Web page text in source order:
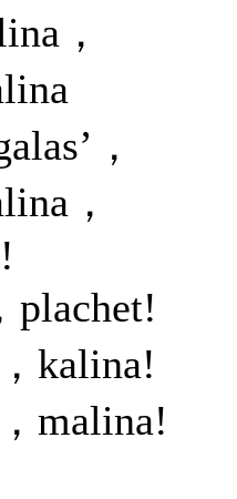
，
，
，
plachet!
kalina!
malina!